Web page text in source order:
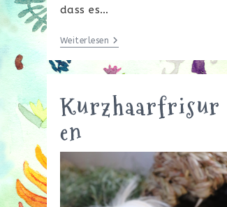
dass es…
Weiterlesen Die
Andere
Seite
Kurzhaarfrisur
en